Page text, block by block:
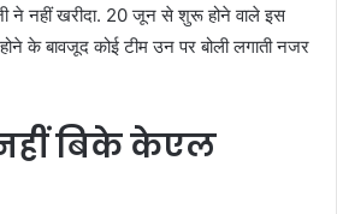
ने नहीं खरीदा. 20 जून से शुरू होने वाले इस
के बावजूद कोई टीम उन पर बोली लगाती नजर
बिके केएल